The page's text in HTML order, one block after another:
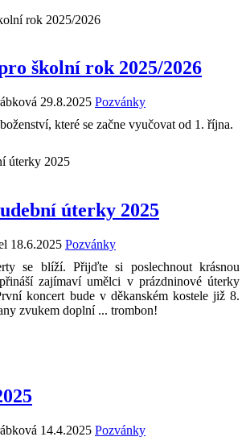
školní rok 2025/2026
29.8.2025 Pozvánky
které se začne vyučovat od 1. října.
úterky 2025
18.6.2025 Pozvánky
se blíží. Přijďte si poslechnout krásnou
zajímaví umělci v prázdninové úterky
koncert bude v děkanském kostele již 8.
zvukem doplní ... trombon!
14.4.2025 Pozvánky